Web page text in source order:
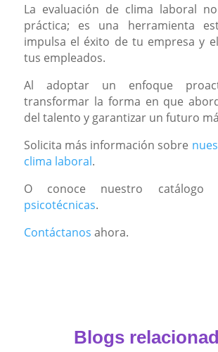
La evaluación de clima laboral
práctica; es una herramienta
impulsa el éxito de tu empresa y
tus empleados.
Al adoptar un enfoque
transformar la forma en que
del talento y garantizar un futuro
Solicita más información sobre
clima laboral.
O conoce nuestro
psicotécnicas.
Contáctanos ahora.
Blogs